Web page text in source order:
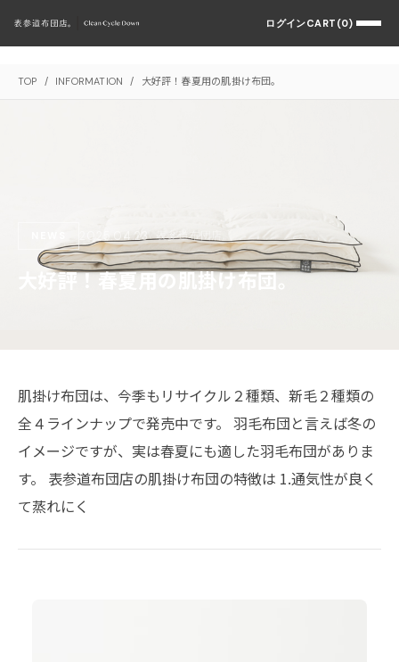
ログインCART(0)
TOP / INFORMATION / 大好評！春夏用の肌掛け布団。
2025.04.23 表参道布団店。
大好評！春夏用の肌掛け布団。
肌掛け布団は、今季もリサイクル２種類、新毛２種類の
全４ラインナップで発売中です。 羽毛布団と言えば冬の
イメージですが、実は春夏にも適した羽毛布団がありま
す。 表参道布団店の肌掛け布団の特徴は 1.通気性が良く
て蒸れにく